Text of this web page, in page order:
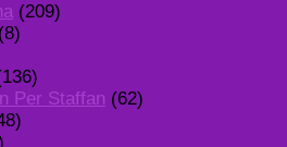
(209)
(8)
Per Staffan (62)